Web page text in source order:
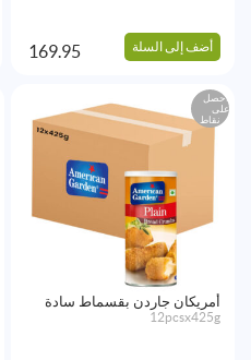
أضف إلى السلة 169.95
احصل
على
نقاط
أمريكان جاردن بقسماط سادة
12pcsx425g